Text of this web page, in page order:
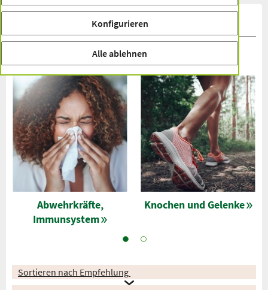
Kapseln und Tabletten
Top Kategorien
Abwehrkräfte,
Immunsystem
Knochen und Gelenke
Sortieren nach Empfehlung
Konfigurieren
Alle ablehnen